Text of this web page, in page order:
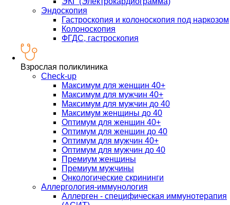
Эндоскопия
Гастроскопия и колоноскопия под наркозом
Колоноскопия
ФГДС, гастроскопия
Взрослая поликлиника
Check-up
Максимум для женщин 40+
Максимум для мужчин 40+
Максимум для мужчин до 40
Максимум женщины до 40
Оптимум для женщин 40+
Оптимум для женщин до 40
Оптимум для мужчин 40+
Оптимум для мужчин до 40
Премиум женщины
Премиум мужчины
Онкологические скрининги
Аллергология-иммунология
Аллерген - специфическая иммунотерапия